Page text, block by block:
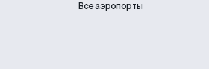
Все аэропорты